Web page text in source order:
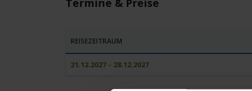
Termine & Preise
REISEZEITRAUM
21.12.2027 - 28.12.2027